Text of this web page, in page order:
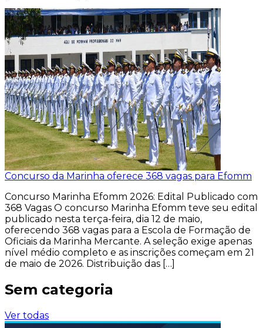
Concurso da Marinha oferece 368 vagas para Efomm
Concurso Marinha Efomm 2026: Edital Publicado com
368 Vagas O concurso Marinha Efomm teve seu edital
publicado nesta terça-feira, dia 12 de maio,
oferecendo 368 vagas para a Escola de Formação de
Oficiais da Marinha Mercante. A seleção exige apenas
nível médio completo e as inscrições começam em 21
de maio de 2026. Distribuição das […]
Sem categoria
Ver todas